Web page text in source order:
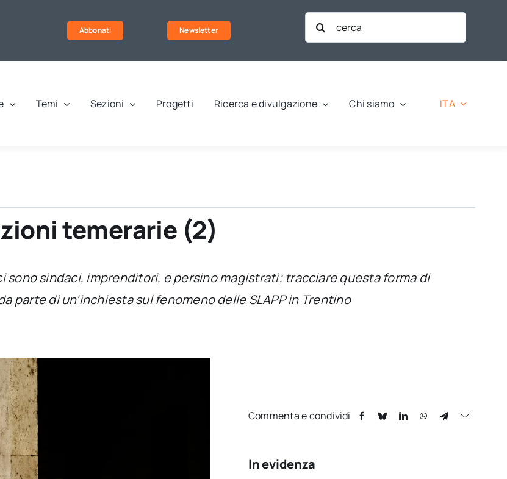
Abbonati Newsletter
Cerca
per:
Temi Sezioni Progetti Ricerca e divulgazione Chi siamo ITA
temerarie (2)
sindaci, imprenditori, e persino magistrati; tracciare questa forma di
parte di un’inchiesta sul fenomeno delle SLAPP in Trentino
Commenta e condividi
In evidenza